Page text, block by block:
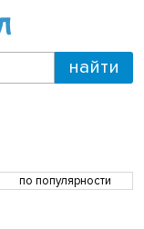
по популярности